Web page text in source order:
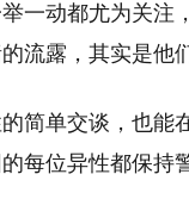
一动都尤为关注
流露，其实是他
简单交谈，也能
每位异性都保持